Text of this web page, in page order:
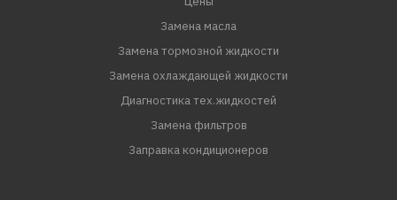
Замена масла
Замена тормозной жидкости
Замена охлаждающей жидкости
Диагностика тех.жидкостей
Замена фильтров
Заправка кондиционеров